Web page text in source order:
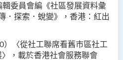
輯委員會編《社區發展資料彙
．探索．蛻變》，香港：紅出
）〈從社工聯席看舊市區社工
，載於香港社會服務聯會